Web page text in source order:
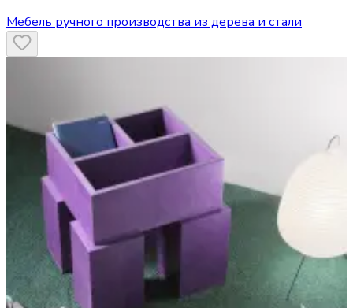
Мебель ручного производства из дерева и стали